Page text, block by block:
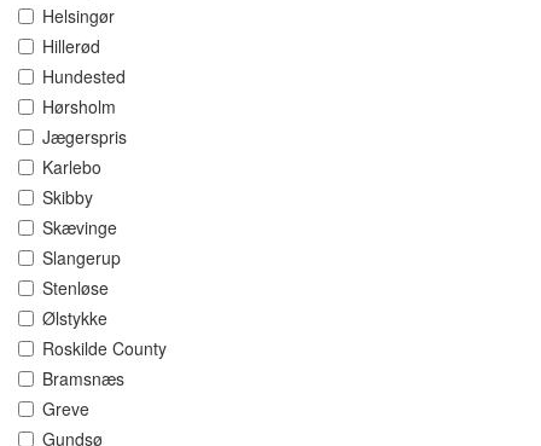
Helsingør
Hillerød
Hundested
Hørsholm
Jægerspris
Karlebo
Skibby
Skævinge
Slangerup
Stenløse
Ølstykke
Roskilde County
Bramsnæs
Greve
Gundsø